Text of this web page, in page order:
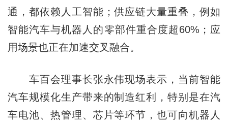
通，都依赖人工智能；供应链大量重叠，例如
智能汽车与机器人的零部件重合度超60%；应
用场景也正在加速交叉融合。
车百会理事长张永伟现场表示，当前智能
汽车规模化生产带来的制造红利，特别是在汽
车电池、热管理、芯片等环节，也可向机器人